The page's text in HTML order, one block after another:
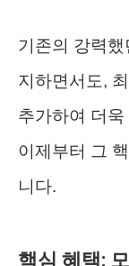
기존의 강력
지하면서도,
추가하여 더
이제부터 그
니다.
핵심 혜택: